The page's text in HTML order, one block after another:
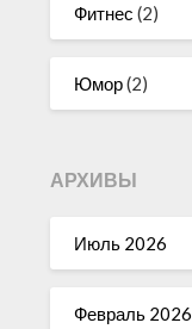
Фитнес (2)
Юмор(2)
АРХИВЫ
Июль 2026
Февраль 2026